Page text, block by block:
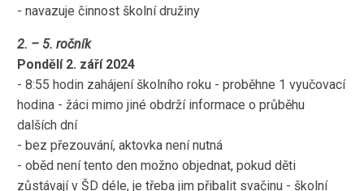
- navazuje činnost školní družiny
2. – 5. ročník
Pondělí 2. září 2024
- 8:55 hodin zahájení školního roku - proběhne 1 vyučovací
hodina - žáci mimo jiné obdrží informace o průběhu
dalších dní
- bez přezouvání, aktovka není nutná
- oběd není tento den možno objednat, pokud děti
zůstávají v ŠD déle, je třeba jim přibalit svačinu - školní